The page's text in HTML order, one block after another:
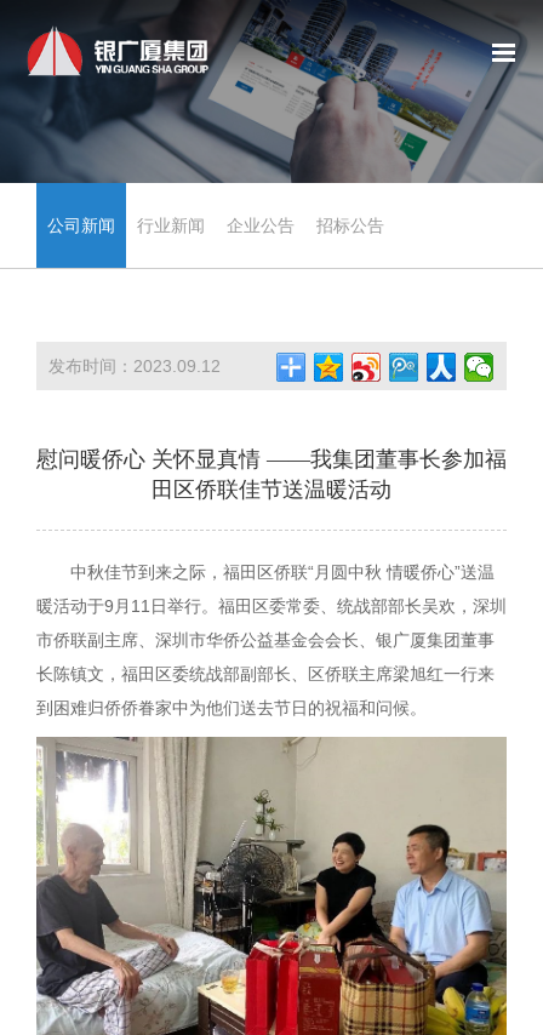
公司新闻 行业新闻 企业公告 招标公告
发布时间：2023.09.12
慰问暖侨心 关怀显真情 ——我集团董事长参加福
田区侨联佳节送温暖活动
中秋佳节到来之际，福田区侨联“月圆中秋 情暖侨心”送温
暖活动于9月11日举行。福田区委常委、统战部部长吴欢，深圳
市侨联副主席、深圳市华侨公益基金会会长、银广厦集团董事
长陈镇文，福田区委统战部副部长、区侨联主席梁旭红一行来
到困难归侨侨眷家中为他们送去节日的祝福和问候。